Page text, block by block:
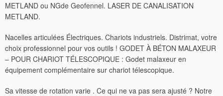
METLAND ou NGde Geofennel. LASER DE CANALISATION
METLAND.
Nacelles articulées Électriques. Chariots industriels. Distrimat, votre
choix professionnel pour vos outils ! GODET À BÉTON MALAXEUR
– POUR CHARIOT TÉLESCOPIQUE : Godet malaxeur en
équipement complémentaire sur chariot télescopique.
Sa vitesse de rotation varie . Ce qui ne va pas sera ajusté ? Notre